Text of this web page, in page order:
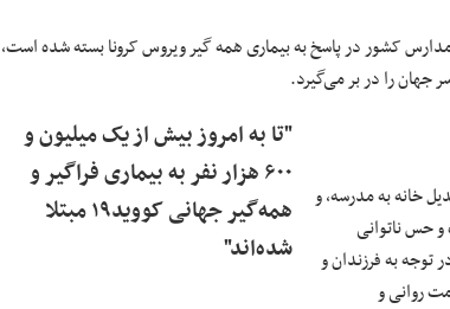
و فرهنگی ملل متحد- یونسکو[۲]- در بیشتر کشورها مدارس کشور در پاسخ به بیماری همه گیر ویروس کرونا بسته شده است،
"تا به امروز بیش از یک میلیون و
۶۰۰ هزار نفر به بیماری فراگیر و
همه‌گیر جهانی کووید۱۹ مبتلا
شده‌اند"
خانه به مدرسه، و
و حس ناتوانی
توجه به فرزندان و
روانی و